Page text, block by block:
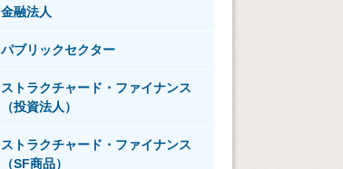
金融法人
パブリックセクター
ストラクチャード・ファイナンス
（投資法人）
ストラクチャード・ファイナンス
（SF商品）